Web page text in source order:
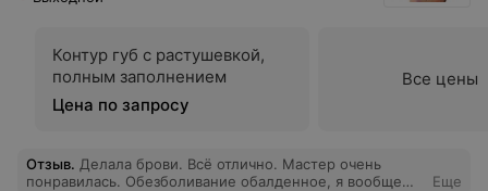
Контур губ с растушевкой,
полным заполнением
Цена по запросу
Все цены
Отзыв. Делала брови. Всё отлично. Мастер очень
понравилась. Обезболивание обалденное, я вообще
Еще